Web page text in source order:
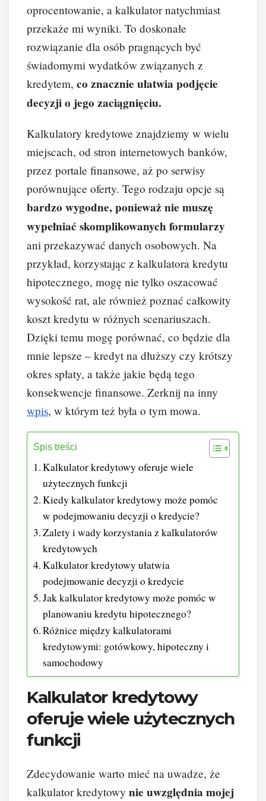
oprocentowanie, a kalkulator natychmiast
przekaże mi wyniki. To doskonałe
rozwiązanie dla osób pragnących być
świadomymi wydatków związanych z
kredytem, co znacznie ułatwia podjęcie
decyzji o jego zaciągnięciu.
Kalkulatory kredytowe znajdziemy w wielu
miejscach, od stron internetowych banków,
przez portale finansowe, aż po serwisy
porównujące oferty. Tego rodzaju opcje są
bardzo wygodne, ponieważ nie muszę
wypełniać skomplikowanych formularzy
ani przekazywać danych osobowych. Na
przykład, korzystając z kalkulatora kredytu
hipotecznego, mogę nie tylko oszacować
wysokość rat, ale również poznać całkowity
koszt kredytu w różnych scenariuszach.
Dzięki temu mogę porównać, co będzie dla
mnie lepsze – kredyt na dłuższy czy krótszy
okres spłaty, a także jakie będą tego
konsekwencje finansowe. Zerknij na inny
wpis, w którym też była o tym mowa.
Spis treści
Kalkulator kredytowy oferuje wiele
użytecznych funkcji
Kiedy kalkulator kredytowy może pomóc
w podejmowaniu decyzji o kredycie?
Zalety i wady korzystania z kalkulatorów
kredytowych
Kalkulator kredytowy ułatwia
podejmowanie decyzji o kredycie
Jak kalkulator kredytowy może pomóc w
planowaniu kredytu hipotecznego?
Różnice między kalkulatorami
kredytowymi: gotówkowy, hipoteczny i
samochodowy
Kalkulator kredytowy
oferuje wiele użytecznych
funkcji
Zdecydowanie warto mieć na uwadze, że
kalkulator kredytowy nie uwzględnia mojej